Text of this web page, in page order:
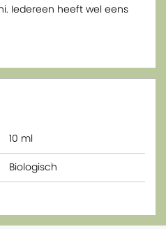
Iedereen heeft wel eens
10 ml
Biologisch